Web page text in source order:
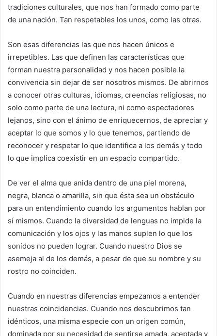
tradiciones culturales, que nos han formado como parte
de una nación. Tan respetables los unos, como las otras.
Son esas diferencias las que nos hacen únicos e
irrepetibles. Las que definen las características que
forman nuestra personalidad y nos hacen posible la
convivencia sin dejar de ser nosotros mismos. De abrirnos
a conocer otras culturas, idiomas, creencias religiosas, no
solo como parte de una lectura, ni como espectadores
lejanos, sino con el ánimo de enriquecernos, de apreciar y
aceptar lo que somos y lo que tenemos, partiendo de
reconocer y respetar lo que identifica a los demás y todo
lo que implica coexistir en un espacio compartido.
De ver el alma que anida dentro de una piel morena,
negra, blanca o amarilla, sin que ésta sea un obstáculo
para un entendimiento cuando los argumentos hablan por
sí mismos. Cuando la diversidad de lenguas no impide la
comunicación y los ojos y las manos suplen lo que los
sonidos no pueden lograr. Cuando nuestro Dios se
asemeja al de los demás, a pesar de que su nombre y su
rostro no coinciden.
Cuando en nuestras diferencias empezamos a entender
nuestras coincidencias. Cuando nos descubrimos tan
idénticos, una misma especie con un origen común,
dominada por su necesidad de sentirse amada, aceptada y